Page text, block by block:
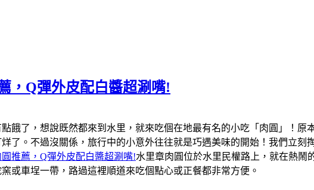
，Q彈外皮配白醬超涮嘴!
餓了，想說既然都來到水里，就來吃個在地最有名的小吃「肉圓」！原
了。不過沒關係，旅行中的小意外往往就是巧遇美味的開始！我們立刻
推薦，Q彈外皮配白醬超涮嘴!水里章肉圓位於水里民權路上，就在熱鬧
或車埕一帶，路過這裡順道來吃個點心或正餐都非常方便。